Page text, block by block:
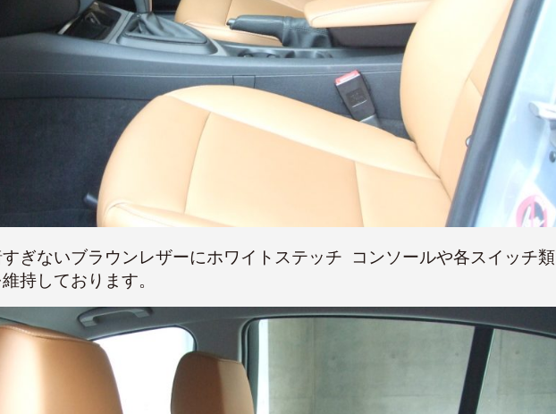
ぎないブラウンレザーにホワイトステッチ コンソールや各スイッチ類
持しております。